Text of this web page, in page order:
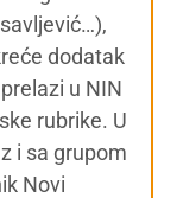
dodatak
u NIN
rubrike. U
i sa grupom
Novi